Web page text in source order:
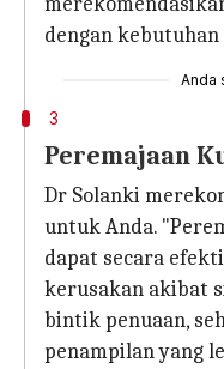
dengan kebutuhan
Anda
3
Peremajaan
Dr Solanki
untuk Anda.
dapat secara
kerusakan akibat
bintik penuaan,
penampilan yang